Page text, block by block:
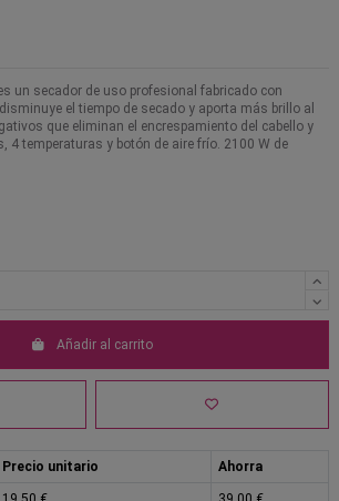
un secador de uso profesional fabricado con
el tiempo de secado y aporta más brillo al
que eliminan el encrespamiento del cabello y
4 temperaturas y botón de aire frío. 2100 W de
Añadir al carrito
Precio unitario Ahorra